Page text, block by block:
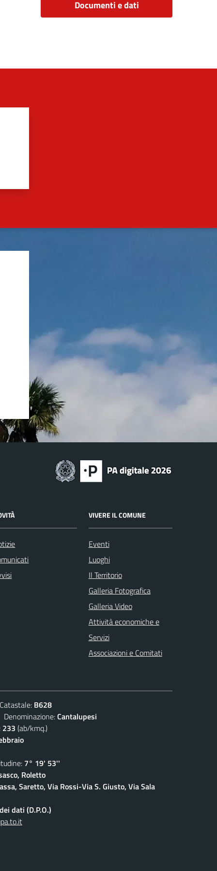
Documenti e dati
VIVERE IL COMUNE
Eventi
Luoghi
Il Territorio
Galleria Fotografica
Galleria Video
Attività economiche e
Servizi
Associazioni e Comitati
B628
Denominazione:Cantalupesi
233 (ab/kmq.)
7° 19' 53''
Roletto
Saretto, Via Rossi-Via S. Giusto, Via Sala
dati (D.P.O.)